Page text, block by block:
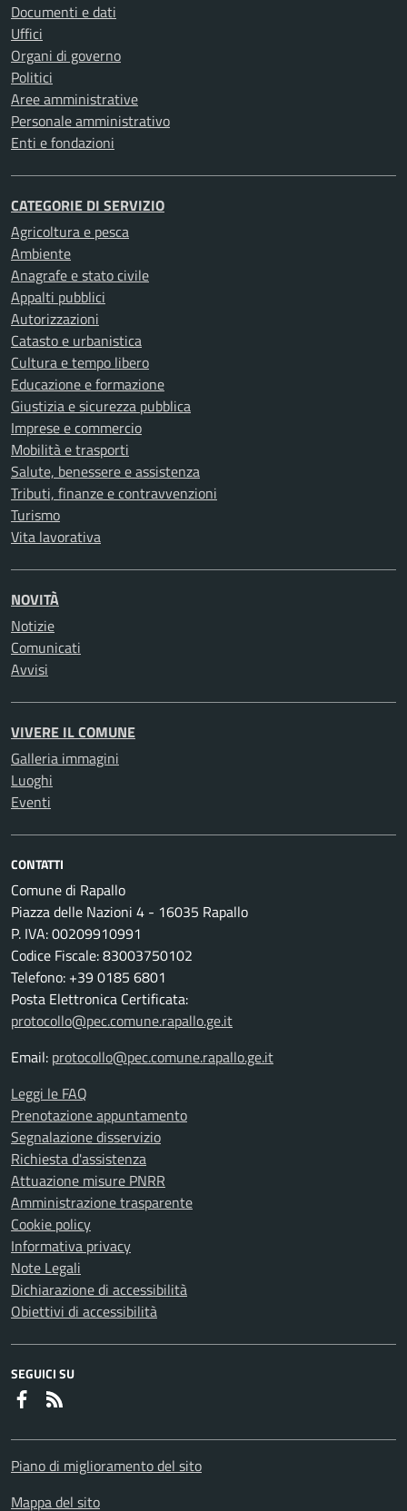
Documenti e dati
Uffici
Organi di governo
Politici
Aree amministrative
Personale amministrativo
Enti e fondazioni
CATEGORIE DI SERVIZIO
Agricoltura e pesca
Ambiente
Anagrafe e stato civile
Appalti pubblici
Autorizzazioni
Catasto e urbanistica
Cultura e tempo libero
Educazione e formazione
Giustizia e sicurezza pubblica
Imprese e commercio
Mobilità e trasporti
Salute, benessere e assistenza
Tributi, finanze e contravvenzioni
Turismo
Vita lavorativa
NOVITÀ
Notizie
Comunicati
Avvisi
VIVERE IL COMUNE
Galleria immagini
Luoghi
Eventi
CONTATTI
Comune di Rapallo
Piazza delle Nazioni 4 - 16035 Rapallo
P. IVA: 00209910991
Codice Fiscale: 83003750102
Telefono: +39 0185 6801
Posta Elettronica Certificata:
protocollo@pec.comune.rapallo.ge.it
Email: protocollo@pec.comune.rapallo.ge.it
Leggi le FAQ
Prenotazione appuntamento
Segnalazione disservizio
Richiesta d'assistenza
Attuazione misure PNRR
Amministrazione trasparente
Cookie policy
Informativa privacy
Note Legali
Dichiarazione di accessibilità
Obiettivi di accessibilità
SEGUICI SU
Faceboook
Piano di miglioramento del sito
Mappa del sito